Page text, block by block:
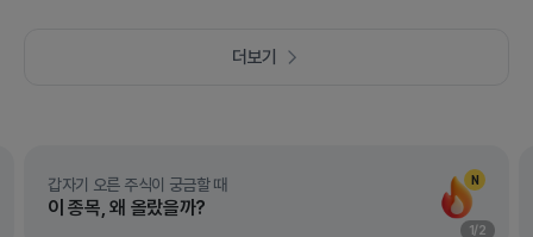
더보기
N
갑자기 오른 주식이 궁금할 때
이 종목, 왜 올랐을까?
1/2